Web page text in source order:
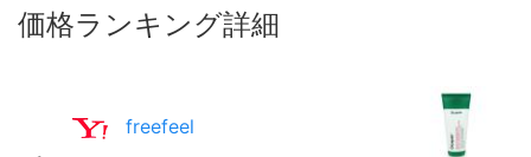
価格ランキング詳細
freefeel